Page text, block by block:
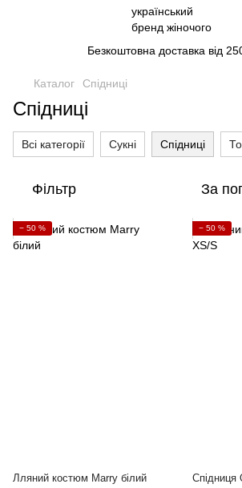
Безкоштовна доставка від
Каталог Спідниці
Спідниці
Всі категорії Сукні Спідниці
Фільтр За
− 50 %
Лляний костюм Marry білий
− 50 %
Спідниця